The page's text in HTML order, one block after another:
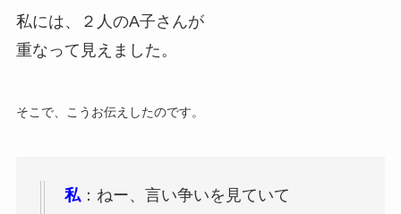
私には、２人のA子さんが
重なって見えました。
そこで、こうお伝えしたのです。
私：ねー、言い争いを見ていて